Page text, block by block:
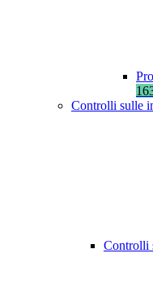
Controlli sulle
Controlli